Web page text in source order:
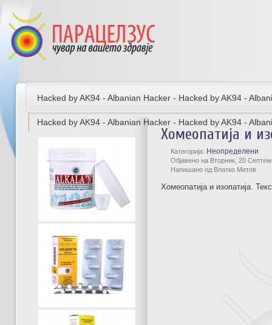
Hacked by AK94 - Albanian Hacker - Hacked by AK94 -
Hacked by AK94 - Albanian Hacker - Hacked by AK94 -
Хомеопатија и
Категорија: Неопределени
Објавено на Вторник, 20
Напишано од Влатко Митов
Хомеопатија и изопатија.